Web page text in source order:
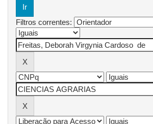
Filtros correntes: